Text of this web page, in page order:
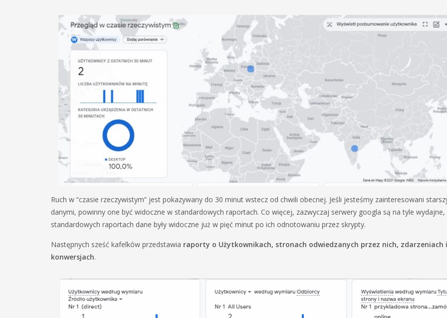
Ruch w “czasie rzeczywistym” jest pokazywany do 30 minut wstecz od chwili obecnej. Jeśli jesteśmy zainteresowani
danymi, powinny one być widoczne w standardowych raportach. Co więcej, zazwyczaj serwery googla są na tyle wydajne,
standardowych raportach dane były widoczne już w pięć minut po ich odnotowaniu przez skrypty.
Następnych sześć kafelków przedstawia raporty o Użytkownikach, stronach odwiedzanych przez nich, zdarzeniach i
konwersjach.